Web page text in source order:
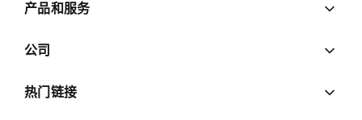
产品和服务
公司
热门链接